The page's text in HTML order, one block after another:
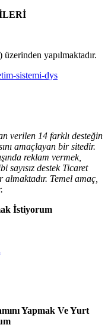
yapılmaktadır.
sistemi-dys
verilen 14 farklı desteğin
amaçlayan bir sitedir.
reklam vermek,
sayısız destek Ticaret
almaktadır. Temel amaç,
İstiyorum
Yapmak Ve Yurt